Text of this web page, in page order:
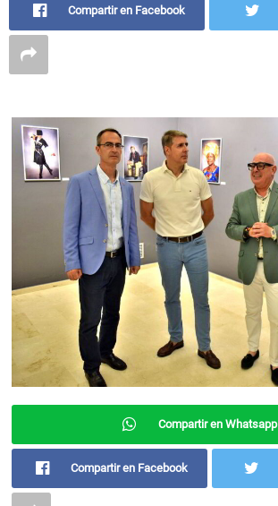
Compartir en Facebook
Compartir en Whatsapp
Compartir en Facebook